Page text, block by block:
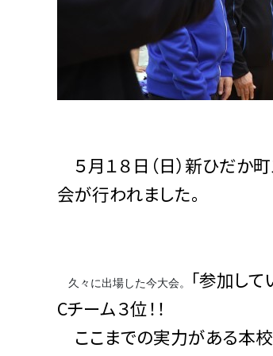
５月１８日（日）新ひだか
会が行われました。
久々に出場した今大会。
「参加し
Cチーム３位！！
ここまでの実力がある本校